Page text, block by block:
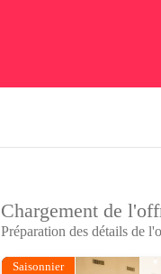
Chargement de
Préparation des détails de
Saisonnier